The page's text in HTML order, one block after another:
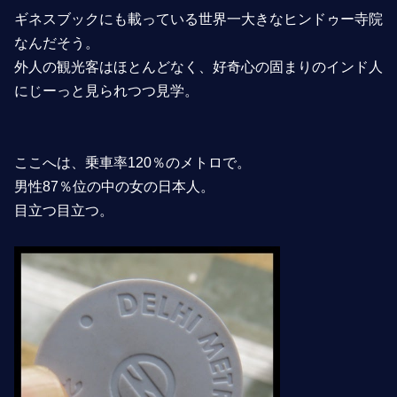
ギネスブックにも載っている世界一大きなヒンドゥー寺院
なんだそう。
外人の観光客はほとんどなく、好奇心の固まりのインド人
にじーっと見られつつ見学。
ここへは、乗車率120％のメトロで。
男性87％位の中の女の日本人。
目立つ目立つ。